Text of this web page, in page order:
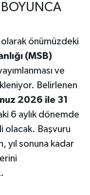
BOYUNCA
önümüzdeki
(MSB)
ve
Belirlenen
2026 ile 31
6 aylık dönemde
olacak. Başvuru
yıl sonuna kadar